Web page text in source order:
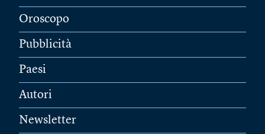
Oroscopo
Pubblicità
Paesi
Autori
Newsletter